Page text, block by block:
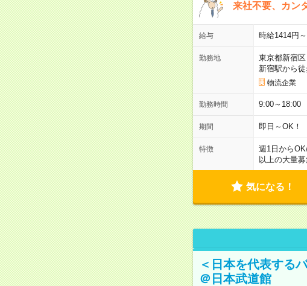
来社不要、カン
給与 時給1414円
勤務地
東京都新宿区
新宿駅から
物流企業
勤務時間 9:00～18:00
期間 即日～OK！
特徴 週1日からOK
以上の大量
気になる！
＜日本を代表する
＠日本武道館